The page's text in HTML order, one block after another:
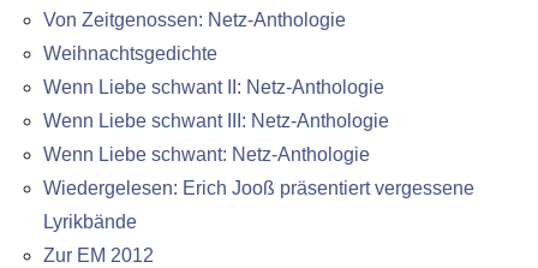
Von Zeitgenossen: Netz-Anthologie
Weihnachtsgedichte
Wenn Liebe schwant II: Netz-Anthologie
Wenn Liebe schwant III: Netz-Anthologie
Wenn Liebe schwant: Netz-Anthologie
Wiedergelesen: Erich Jooß präsentiert vergessene
Lyrikbände
Zur EM 2012